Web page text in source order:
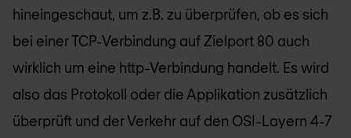
hineingeschaut, um z.B. zu überprüfen, ob es sich
bei einer TCP-Verbindung auf Zielport 80 auch
wirklich um eine http-Verbindung handelt. Es wird
also das Protokoll oder die Applikation zusätzlich
überprüft und der Verkehr auf den OSI-Layern 4-7